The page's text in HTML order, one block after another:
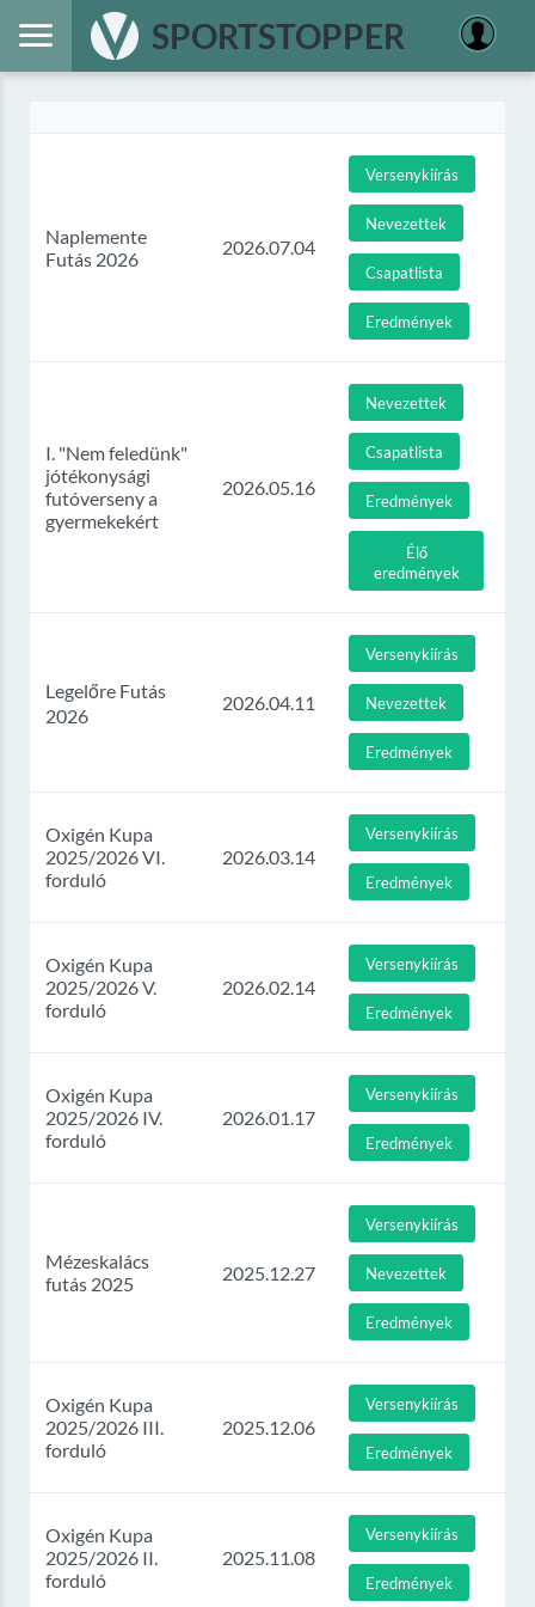
SPORTSTOPPER
Naplemente
Futás 2026
2026.07.04
Versenykiírás
Nevezettek
Csapatlista
Eredmények
I. "Nem feledünk"
jótékonysági
futóverseny a
gyermekekért
2026.05.16
Nevezettek
Csapatlista
Eredmények
Élő
eredmények
Legelőre Futás
2026
2026.04.11
Versenykiírás
Nevezettek
Eredmények
Oxigén Kupa
2025/2026 VI.
forduló
2026.03.14
Versenykiírás
Eredmények
Oxigén Kupa
2025/2026 V.
forduló
2026.02.14
Versenykiírás
Eredmények
Oxigén Kupa
2025/2026 IV.
forduló
2026.01.17
Versenykiírás
Eredmények
Mézeskalács
futás 2025
2025.12.27
Versenykiírás
Nevezettek
Eredmények
Oxigén Kupa
2025/2026 III.
forduló
2025.12.06
Versenykiírás
Eredmények
Oxigén Kupa
2025/2026 II.
forduló
2025.11.08
Versenykiírás
Eredmények